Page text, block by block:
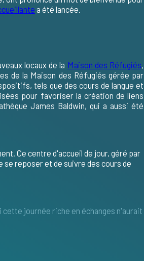
a été lancée.
locaux de la Maison des Réfugiés,
de la Maison des Réfugiés gérée par
tels que des cours de langue et
pour favoriser la création de liens
James Baldwin, qui a aussi été
. Ce centre d'accueil de jour, géré par
reposer et de suivre des cours de
cette journée riche en échanges n'aurait